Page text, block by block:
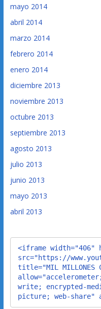
mayo 2014
abril 2014
marzo 2014
febrero 2014
enero 2014
diciembre 2013
noviembre 2013
octubre 2013
septiembre 2013
agosto 2013
julio 2013
junio 2013
mayo 2013
abril 2013
<iframe width="406"
src="https://
title="MIL MILLONES
write; encrypted-
picture; web-share"